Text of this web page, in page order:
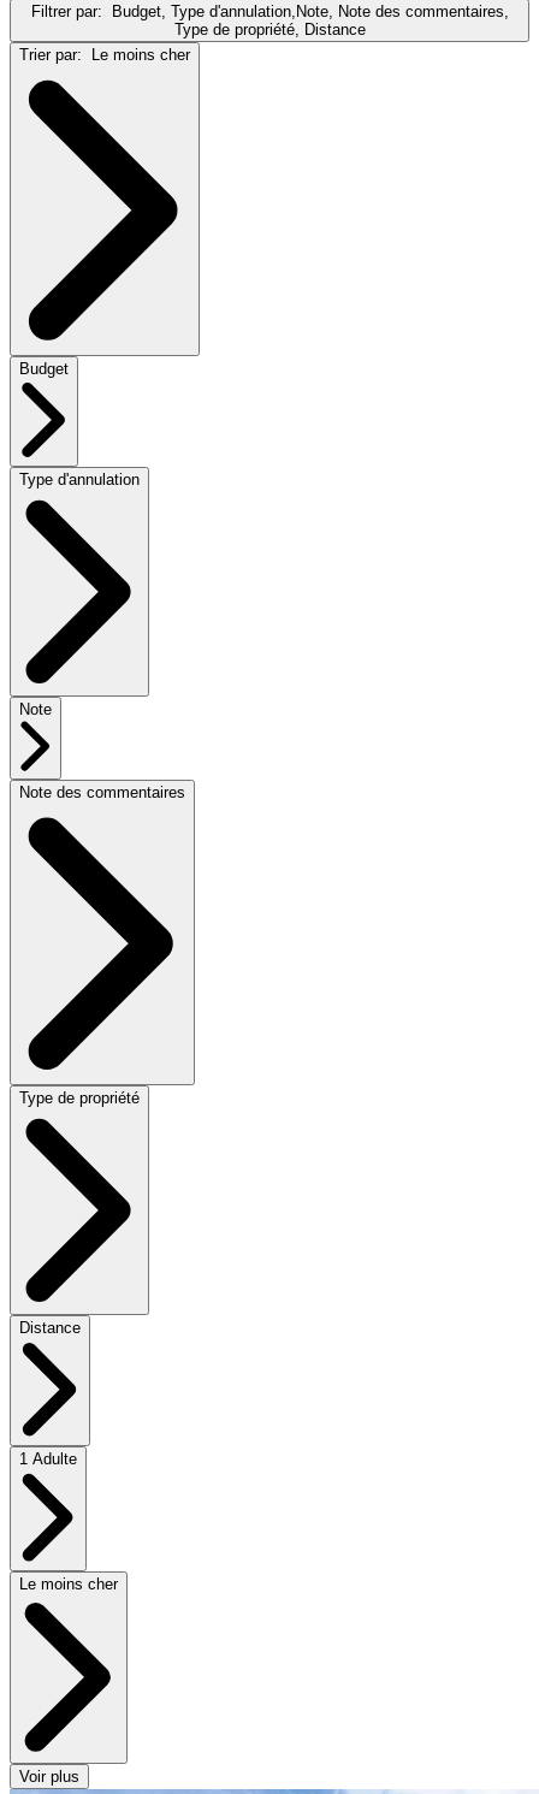
Filtrer par:
Budget, Type d'annulation,Note, Note des commentaires,
Type de propriété, Distance
Trier par:
Le moins cher
Budget
Type d'annulation
Note
Note des commentaires
Type de propriété
Distance
1 Adulte
Le moins cher
Voir plus